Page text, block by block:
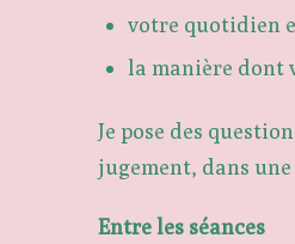
votre quotidien
la manière dont
Je pose des
jugement, dans
Entre les séances